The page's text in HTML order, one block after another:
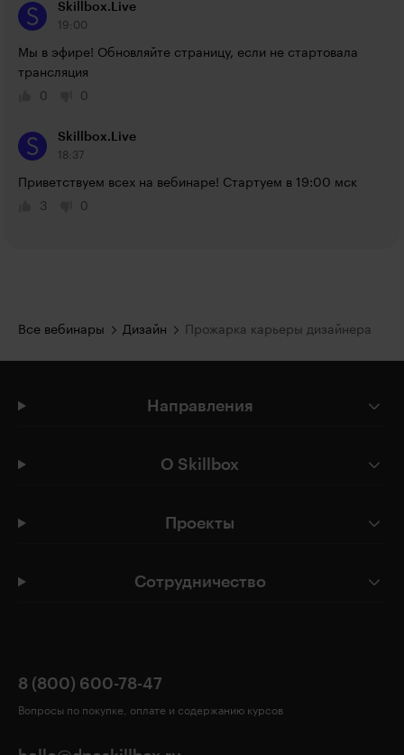
Skillbox.Live
19:00
Мы в эфире! Обновляйте страницу, если не стартовала
трансляция
0
0
Skillbox.Live
18:37
Приветствуем всех на вебинаре! Стартуем в 19:00 мск
3
0
Все вебинары Дизайн Прожарка карьеры дизайнера
Направления
О Skillbox
Проекты
Сотрудничество
8 (800) 600-78-47
Вопросы по покупке, оплате и содержанию курсов